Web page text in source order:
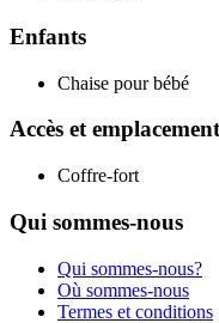
Enfants
Chaise pour bébé
Accès et emplacement
Coffre-fort
Qui sommes-nous
Qui sommes-nous?
Où sommes-nous
Termes et conditions